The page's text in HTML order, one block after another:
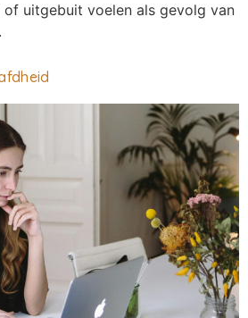
uitgebuit voelen als gevolg van